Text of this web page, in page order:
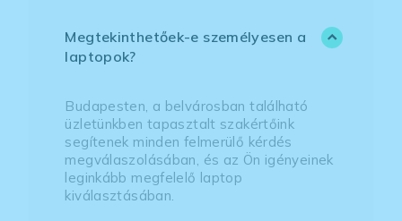
Megtekinthetőek-e személyesen a
laptopok?
Budapesten, a belvárosban található
üzletünkben tapasztalt szakértőink
segítenek minden felmerülő kérdés
megválaszolásában, és az Ön igényeinek
leginkább megfelelő laptop
kiválasztásában.